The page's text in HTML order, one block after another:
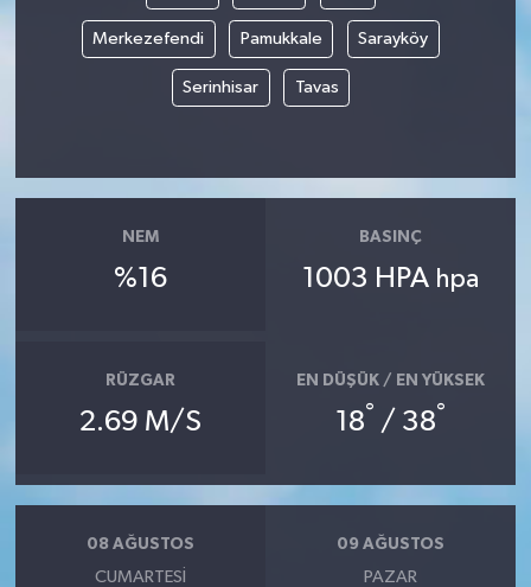
Merkezefendi Pamukkale Sarayköy
Serinhisar Tavas
NEM
%16
BASINÇ
1003 HPA hpa
RÜZGAR
2.69 M/S
EN DÜŞÜK / EN YÜKSEK
18° / 38°
08 AĞUSTOS
CUMARTESI
09 AĞUSTOS
PAZAR